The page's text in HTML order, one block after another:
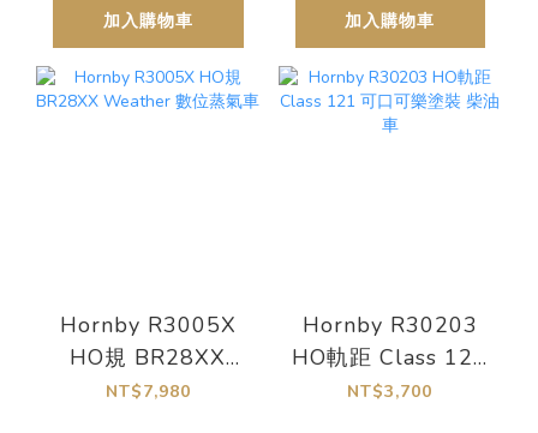
加入購物車 加入購物車
Hornby R3005X
HO規 BR28XX
Weather 數位蒸氣
NT$7,980
Hornby R30203
HO軌距 Class 121
可口可樂塗裝 柴油
NT$3,700